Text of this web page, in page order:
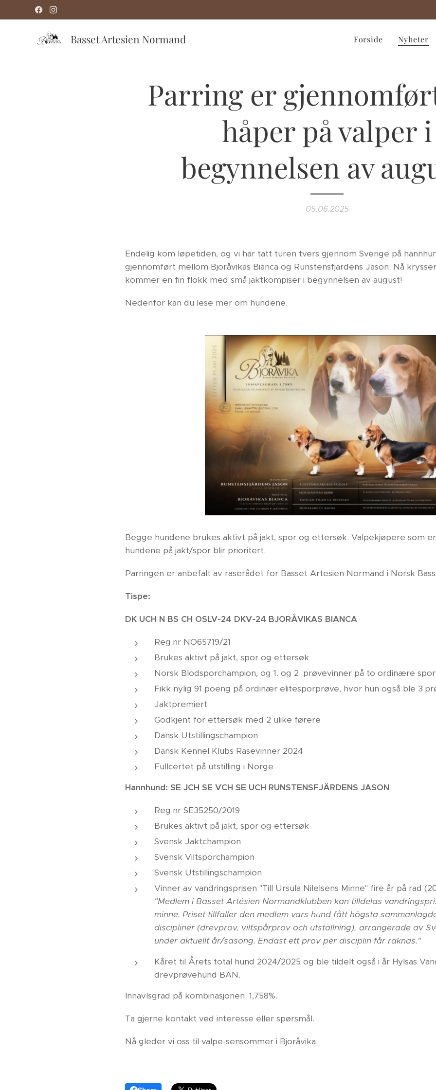
Basset Artesien Normand Forside Nyheter
Parring er
håper på valper i
begynnelsen av
05.06.2025
Endelig kom løpetiden, og vi har tatt turen tvers gjennom Sverige på
gjennomført mellom Bjoråvikas Bianca og Runstensfjärdens Jason. Nå
kommer en fin flokk med små jaktkompiser i begynnelsen av august!
Nedenfor kan du lese mer om hundene.
Begge hundene brukes aktivt på jakt, spor og ettersøk. Valpekjøpere som
hundene på jakt/spor blir prioritert.
Parringen er anbefalt av raserådet for Basset Artesien Normand i Norsk
Tispe:
DK UCH N BS CH OSLV-24 DKV-24 BJORÅVIKAS BIANCA
Reg.nr NO65719/21
Brukes aktivt på jakt, spor og ettersøk
Norsk Blodsporchampion, og 1. og 2. prøvevinner på to ordinære
Fikk nylig 91 poeng på ordinær elitesporprøve, hvor hun også ble
Jaktpremiert
Godkjent for ettersøk med 2 ulike førere
Dansk Utstillingschampion
Dansk Kennel Klubs Rasevinner 2024
Fullcertet på utstilling i Norge
Hannhund: SE JCH SE VCH SE UCH RUNSTENSFJÄRDENS JASON
Reg.nr SE35250/2019
Brukes aktivt på jakt, spor og ettersøk
Svensk Jaktchampion
Svensk Viltsporchampion
Svensk Utstillingschampion
Vinner av vandringsprisen "Till Ursula Nilelsens Minne" fire år på rad
"Medlem i Basset Artésien Normandklubben kan tilldelas
minne. Priset tillfaller den medlem vars hund fått högsta
discipliner (drevprov, viltspårprov och utställning), arrangerade av
under aktuellt år/säsong. Endast ett prov per disciplin får räknas."
Kåret til Årets total hund 2024/2025 og ble tildelt også i år Hylsas
drevprøvehund BAN.
Innavlsgrad på kombinasjonen: 1,758%.
Ta gjerne kontakt ved interesse eller spørsmål.
Nå gleder vi oss til valpe-sensommer i Bjoråvika.